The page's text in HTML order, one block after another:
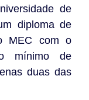
de
diploma de
MEC com o
mínimo de
duas das